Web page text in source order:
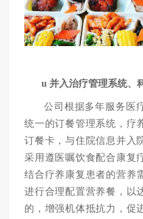
u并入治疗管理系统、
公司根据多年服务医
统一的订餐管理系统，疗
订餐卡，与住院信息并入
采用遵医嘱饮食配合康复
结合疗养康复患者的营养
进行合理配置营养餐，
以
的，增强机体抵抗力，促